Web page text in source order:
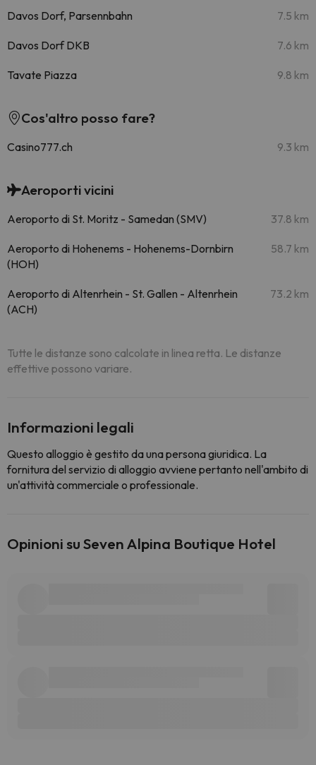
Davos Dorf, Parsennbahn 7.5 km
Davos Dorf DKB 7.6 km
Tavate Piazza 9.8 km
Cos'altro posso fare?
Casino777.ch 9.3 km
Aeroporti vicini
Aeroporto di St. Moritz - Samedan (SMV) 37.8 km
Aeroporto di Hohenems - Hohenems-Dornbirn
(HOH)
58.7 km
Aeroporto di Altenrhein - St. Gallen - Altenrhein
(ACH)
73.2 km
Tutte le distanze sono calcolate in linea retta. Le distanze
effettive possono variare.
Informazioni legali
Questo alloggio è gestito da una persona giuridica. La
fornitura del servizio di alloggio avviene pertanto nell'ambito di
un'attività commerciale o professionale.
Opinioni su Seven Alpina Boutique Hotel